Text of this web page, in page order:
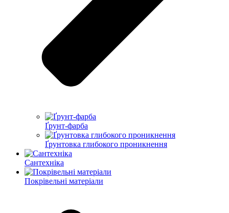
Ґрунт-фарба
Ґрунтовка глибокого проникнення
Сантехніка
Покрівельні матеріали